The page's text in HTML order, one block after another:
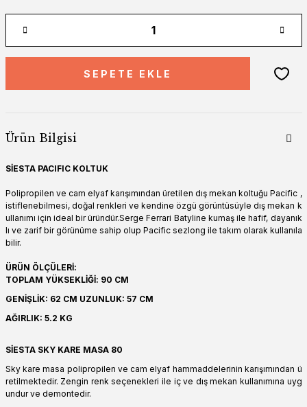
SEPETE EKLE
Ürün Bilgisi
SİESTA PACIFIC KOLTUK
Polipropilen ve cam elyaf karışımından üretilen dış mekan koltuğu Pacific ,
istiflenebilmesi, doğal renkleri ve kendine özgü görüntüsüyle dış mekan k
ullanımı için ideal bir üründür.Serge Ferrari Batyline kumaş ile hafif, dayanık
lı ve zarif bir görünüme sahip olup Pacific sezlong ile takım olarak kullanıla
bilir.
ÜRÜN ÖLÇÜLERİ:
TOPLAM YÜKSEKLİĞİ: 90 CM
GENİŞLİK: 62 CM UZUNLUK: 57 CM
AĞIRLIK: 5.2 KG
SİESTA SKY KARE MASA 80
Sky kare masa polipropilen ve cam elyaf hammaddelerinin karışımından ü
retilmektedir. Zengin renk seçenekleri ile iç ve dış mekan kullanımına uyg
undur ve demontedir.